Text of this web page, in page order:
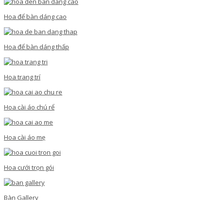
Hoa để bàn dáng cao
Hoa để bàn dáng thấp
Hoa trang trí
Hoa cài áo chú rể
Hoa cài áo mẹ
Hoa cưới trọn gói
Bàn Gallery